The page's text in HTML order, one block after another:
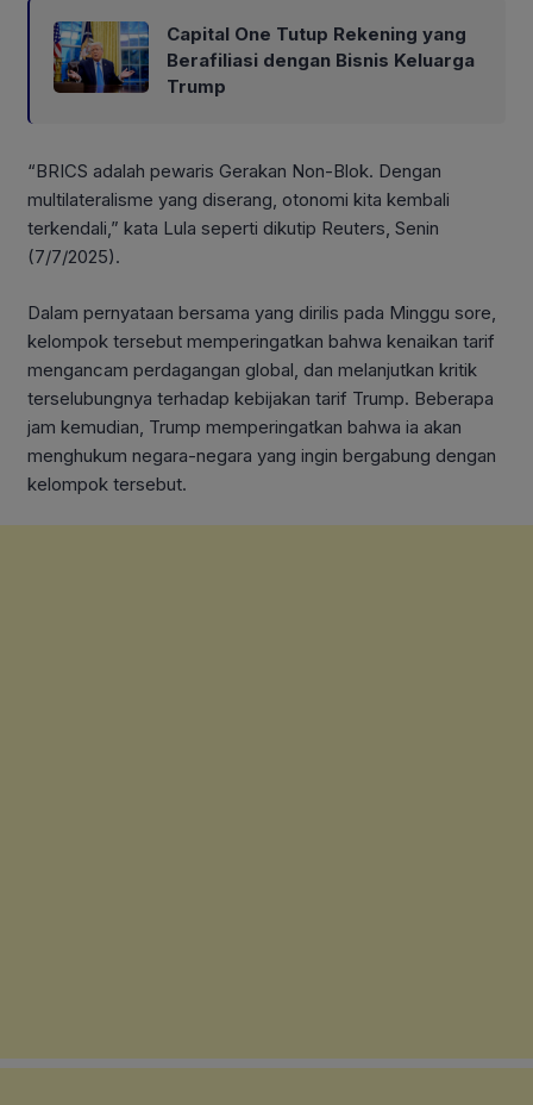
Capital One Tutup Rekening yang
Berafiliasi dengan Bisnis Keluarga
Trump
“BRICS adalah pewaris Gerakan Non-Blok. Dengan
multilateralisme yang diserang, otonomi kita kembali
terkendali,” kata Lula seperti dikutip Reuters, Senin
(7/7/2025).
Dalam pernyataan bersama yang dirilis pada Minggu sore,
kelompok tersebut memperingatkan bahwa kenaikan tarif
mengancam perdagangan global, dan melanjutkan kritik
terselubungnya terhadap kebijakan tarif Trump. Beberapa
jam kemudian, Trump memperingatkan bahwa ia akan
menghukum negara-negara yang ingin bergabung dengan
kelompok tersebut.